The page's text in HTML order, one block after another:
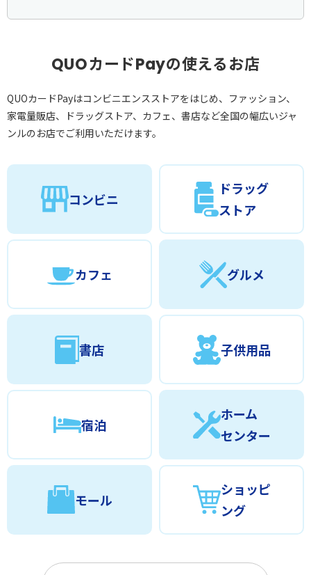
QUOカードPayの使えるお店
QUOカードPayはコンビニエンスストアをはじめ、ファッション、
家電量販店、ドラッグストア、カフェ、書店など全国の幅広いジャ
ンルのお店でご利用いただけます。
コンビニ
ドラッグ
ストア
カフェ グルメ
書店 子供用品
宿泊
ホーム
センター
モール
ショッピ
ング